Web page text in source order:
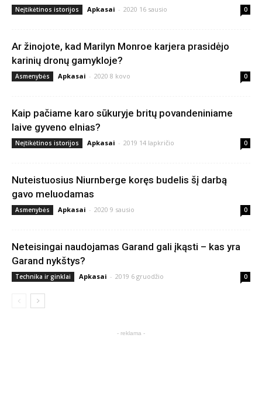
Neįtikėtinos istorijos Apkasai - 2020 16 sausio 0
Ar žinojote, kad Marilyn Monroe karjera prasidėjo
karinių dronų gamykloje?
Asmenybės Apkasai - 2020 8 kovo 0
Kaip pačiame karo sūkuryje britų povandeniniame
laive gyveno elnias?
Neįtikėtinos istorijos Apkasai - 2019 14 lapkričio 0
Nuteistuosius Niurnberge koręs budelis šį darbą
gavo meluodamas
Asmenybės Apkasai - 2020 9 sausio 0
Neteisingai naudojamas Garand gali įkąsti – kas yra
Garand nykštys?
Technika ir ginklai Apkasai - 2019 6 gruodžio 0
- reklama -